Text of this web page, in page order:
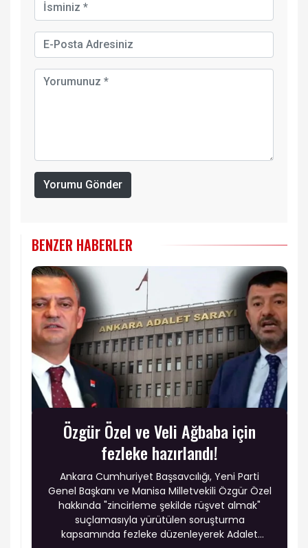
Yorumu Gönder
BENZER HABERLER
Özgür Özel ve Veli Ağbaba için
fezleke hazırlandı!
Ankara Cumhuriyet Başsavcılığı, Yeni Parti
Genel Başkanı ve Manisa Milletvekili Özgür Özel
hakkında "zincirleme şekilde rüşvet almak"
suçlamasıyla yürütülen soruşturma
kapsamında fezleke düzenleyerek Adalet